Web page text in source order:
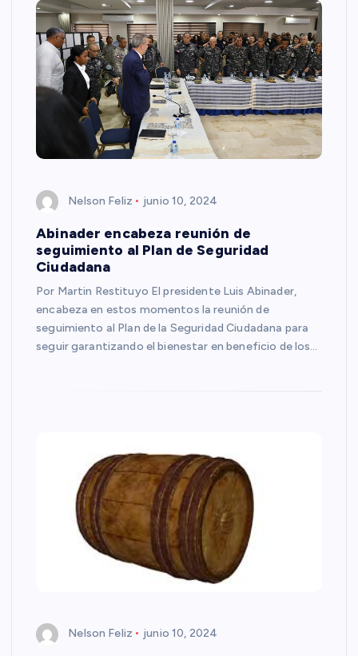
Nelson Feliz junio 10, 2024
Abinader encabeza reunión de
seguimiento al Plan de Seguridad
Ciudadana
Por Martin Restituyo El presidente Luis Abinader,
encabeza en estos momentos la reunión de
seguimiento al Plan de la Seguridad Ciudadana para
seguir garantizando el bienestar en beneficio de los…
Nelson Feliz junio 10, 2024